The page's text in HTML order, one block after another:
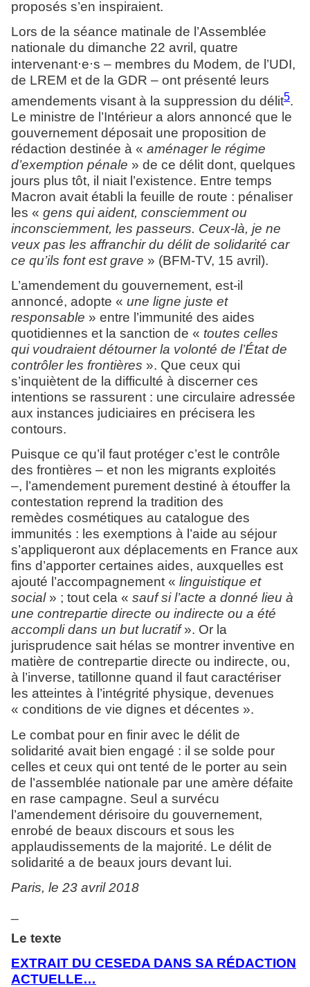
proposés s’en inspiraient.
Lors de la séance matinale de l’Assemblée
nationale du dimanche 22 avril, quatre
intervenant⋅e⋅s – membres du Modem, de l’UDI,
de LREM et de la GDR – ont présenté leurs
amendements visant à la suppression du délit5.
Le ministre de l’Intérieur a alors annoncé que le
gouvernement déposait une proposition de
rédaction destinée à « aménager le régime
d’exemption pénale » de ce délit dont, quelques
jours plus tôt, il niait l’existence. Entre temps
Macron avait établi la feuille de route : pénaliser
les « gens qui aident, consciemment ou
inconsciemment, les passeurs. Ceux-là, je ne
veux pas les affranchir du délit de solidarité car
ce qu’ils font est grave » (BFM-TV, 15 avril).
L’amendement du gouvernement, est-il
annoncé, adopte « une ligne juste et
responsable » entre l’immunité des aides
quotidiennes et la sanction de « toutes celles
qui voudraient détourner la volonté de l’État de
contrôler les frontières ». Que ceux qui
s’inquiètent de la difficulté à discerner ces
intentions se rassurent : une circulaire adressée
aux instances judiciaires en précisera les
contours.
Puisque ce qu’il faut protéger c’est le contrôle
des frontières – et non les migrants exploités
–, l’amendement purement destiné à étouffer la
contestation reprend la tradition des
remèdes cosmétiques au catalogue des
immunités : les exemptions à l’aide au séjour
s’appliqueront aux déplacements en France aux
fins d’apporter certaines aides, auxquelles est
ajouté l’accompagnement « linguistique et
social» ; tout cela « sauf si l’acte a donné lieu à
une contrepartie directe ou indirecte ou a été
accompli dans un but lucratif». Or la
jurisprudence sait hélas se montrer inventive en
matière de contrepartie directe ou indirecte, ou,
à l’inverse, tatillonne quand il faut caractériser
les atteintes à l’intégrité physique, devenues
« conditions de vie dignes et décentes ».
Le combat pour en finir avec le délit de
solidarité avait bien engagé : il se solde pour
celles et ceux qui ont tenté de le porter au sein
de l’assemblée nationale par une amère défaite
en rase campagne. Seul a survécu
l’amendement dérisoire du gouvernement,
enrobé de beaux discours et sous les
applaudissements de la majorité. Le délit de
solidarité a de beaux jours devant lui.
Paris, le 23 avril 2018
Le texte
EXTRAIT DU CESEDA DANS SA RÉDACTION
ACTUELLE…